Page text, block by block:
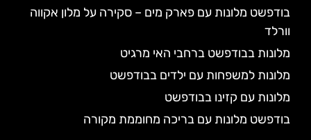
בודפשט מלונות עם פארק מים – סקירה על מלון אקווה
וורלד
מלונות בבודפשט ברחבי האי מרגיט
מלונות למשפחות עם ילדים בבודפשט
מלונות עם קזינו בבודפשט
בודפשט מלונות עם בריכה מחוממת מקורה